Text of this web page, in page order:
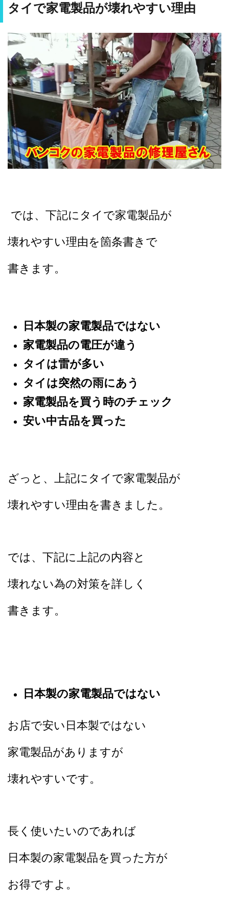
タイで家電製品が壊れやすい理由
では、下記にタイで家電製品が
壊れやすい理由を箇条書きで
書きます。
日本製の家電製品ではない
家電製品の電圧が違う
タイは雷が多い
タイは突然の雨にあう
家電製品を買う時のチェック
安い中古品を買った
ざっと、上記にタイで家電製品が
壊れやすい理由を書きました。
では、下記に上記の内容と
壊れない為の対策を詳しく
書きます。
日本製の家電製品ではない
お店で安い日本製ではない
家電製品がありますが
壊れやすいです。
長く使いたいのであれば
日本製の家電製品を買った方が
お得ですよ。